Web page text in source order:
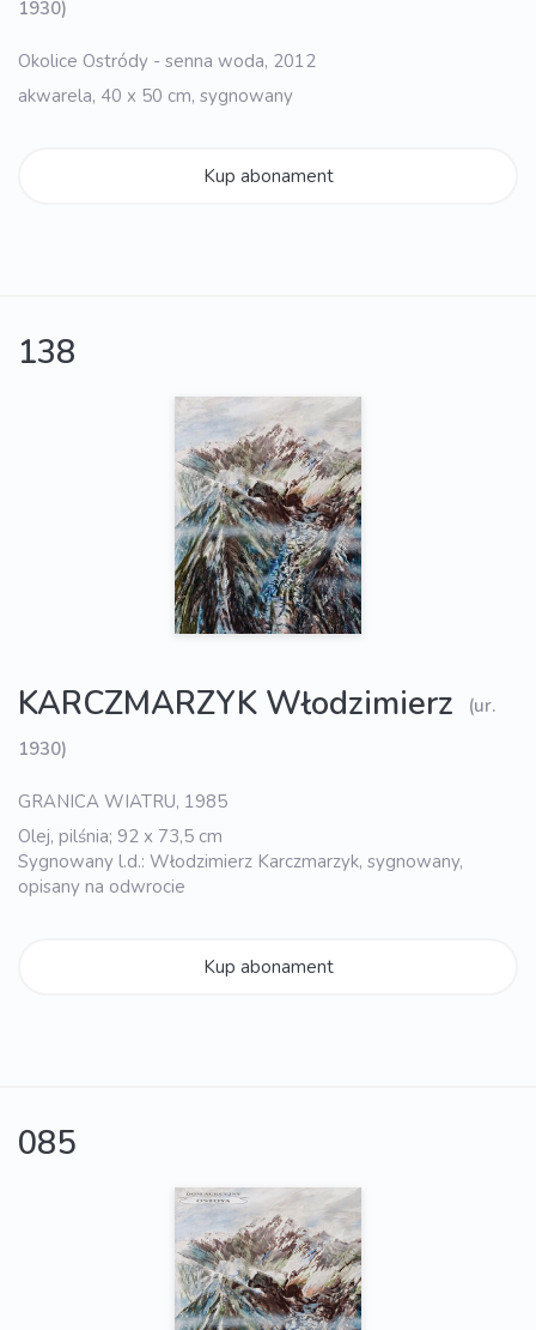
1930)
Okolice Ostródy - senna woda, 2012
akwarela, 40 x 50 cm, sygnowany
Kup abonament
138
KARCZMARZYK Włodzimierz
(ur.
1930)
GRANICA WIATRU, 1985
Olej, pilśnia; 92 x 73,5 cm
Sygnowany l.d.: Włodzimierz Karczmarzyk, sygnowany,
opisany na odwrocie
Kup abonament
085